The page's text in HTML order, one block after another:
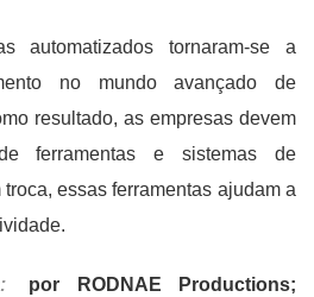
automatizados tornaram-se a
no mundo avançado de
resultado, as empresas devem
ferramentas e sistemas de
essas ferramentas ajudam a
por RODNAE Productions;